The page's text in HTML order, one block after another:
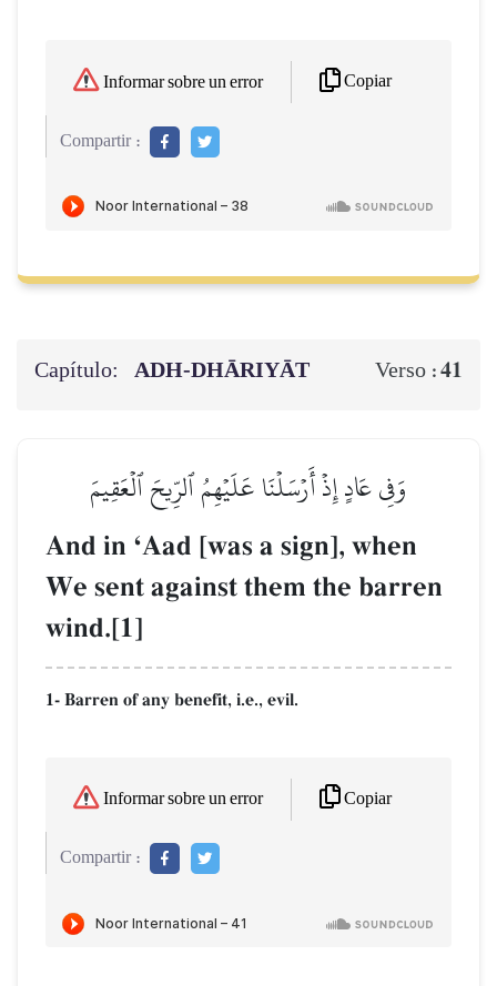
Informar sobre un error Copiar
Compartir :
Capítulo: ADH-DHĀRIYĀT Verso :41
وَفِي عَادٍ إِذۡ أَرۡسَلۡنَا عَلَيۡهِمُ ٱلرِّيحَ ٱلۡعَقِيمَ
And in ÔAad [was a sign], when
We sent against them the barren
wind.[1]
1- Barren of any benefit, i.e., evil.
Informar sobre un error Copiar
Compartir :